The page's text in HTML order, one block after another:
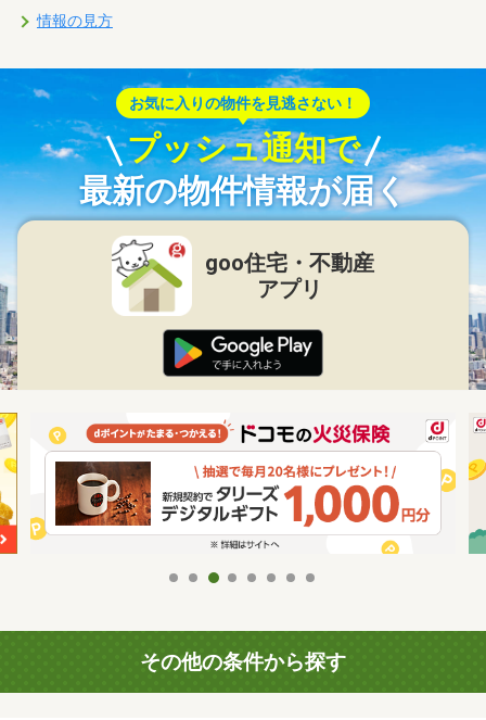
情報の見方
お気に入りの物件を見逃さない！
プッシュ通知で
最新の物件情報が届く
goo住宅・不動産
アプリ
その他の条件から探す